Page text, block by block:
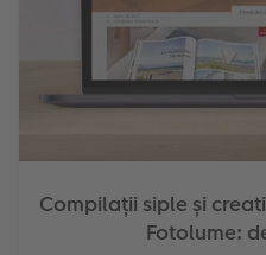
Compilații siple și
Fotolume: